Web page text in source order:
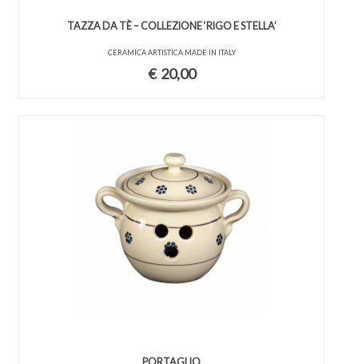
TAZZA DA TÈ – COLLEZIONE ‘RIGO E STELLA’
CERAMICA ARTISTICA MADE IN ITALY
€ 20,00